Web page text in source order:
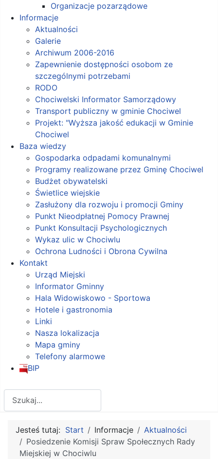
Organizacje pozarządowe
Informacje
Aktualności
Galerie
Archiwum 2006-2016
Zapewnienie dostępności osobom ze
szczególnymi potrzebami
RODO
Chociwelski Informator Samorządowy
Transport publiczny w gminie Chociwel
Projekt: "Wyższa jakość edukacji w Gminie
Chociwel
Baza wiedzy
Gospodarka odpadami komunalnymi
Programy realizowane przez Gminę Chociwel
Budżet obywatelski
Świetlice wiejskie
Zasłużony dla rozwoju i promocji Gminy
Punkt Nieodpłatnej Pomocy Prawnej
Punkt Konsultacji Psychologicznych
Wykaz ulic w Chociwlu
Ochrona Ludności i Obrona Cywilna
Kontakt
Urząd Miejski
Informator Gminny
Hala Widowiskowo - Sportowa
Hotele i gastronomia
Linki
Nasza lokalizacja
Mapa gminy
Telefony alarmowe
BIP
Jesteś tutaj: Start Informacje
Aktualności
Posiedzenie Komisji Spraw Społecznych Rady
Miejskiej w Chociwlu